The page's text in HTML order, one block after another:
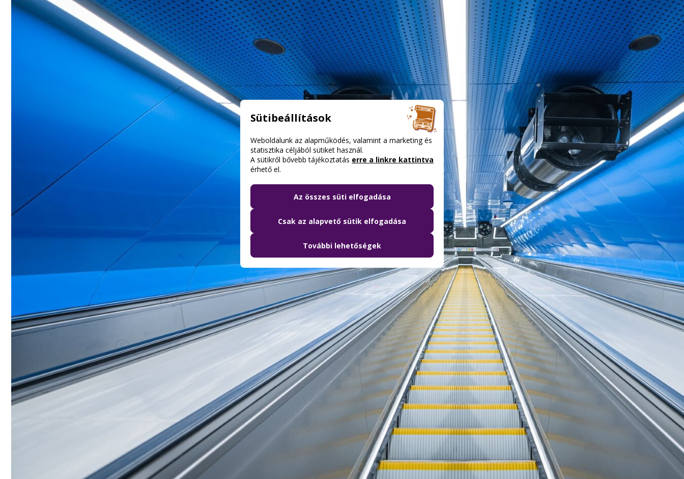
Sütibeállítások
Weboldalunk az alapműködés, valamint a marketing és
statisztika céljából sütiket használ.
A sütikről bővebb tájékoztatás erre a linkre kattintva
érhető el.
Az összes süti elfogadása
Csak az alapvető sütik elfogadása
További lehetőségek